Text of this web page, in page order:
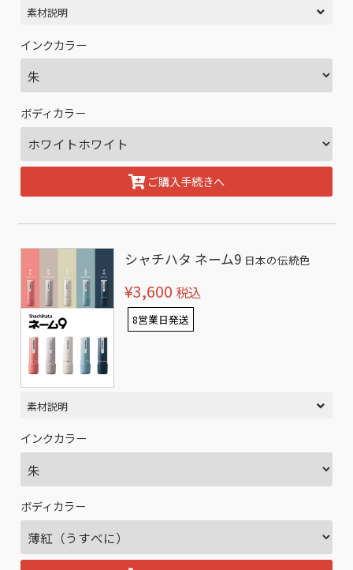
素材説明
インクカラー
ボディカラー
ご購入手続きへ
シャチハタ ネーム9 日本の伝統色
¥3,600 税込
8営業日発送
素材説明
インクカラー
ボディカラー